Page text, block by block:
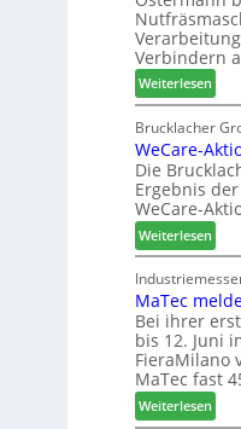
n
G
e
s
c
h
ä
f
t
s
f
ü
h
r
e
r
e
i
c
h
n
u
n
g
e
n
f
ü
r
P
l
a
n
t
a
Verbindern
Weiterlesen:
L
a
m
e
l
l
o
-
F
r
ä
s
e
r
u
Brucklacher
WeCare-
Die
Ergebnis
WeCare-
Weiterlesen:
W
e
C
a
r
e
-
A
MaTec
Bei ihrer
bis 12. Juni
FieraMilano
MaTec fast
Weiterlesen: